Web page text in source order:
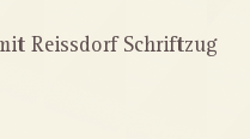
Reissdorf Schriftzug